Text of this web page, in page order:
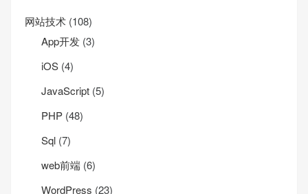
网站技术 (108)
App开发 (3)
iOS (4)
JavaScript (5)
PHP (48)
Sql (7)
web前端 (6)
WordPress (23)